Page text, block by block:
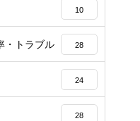
10
・トラブル 28
24
28